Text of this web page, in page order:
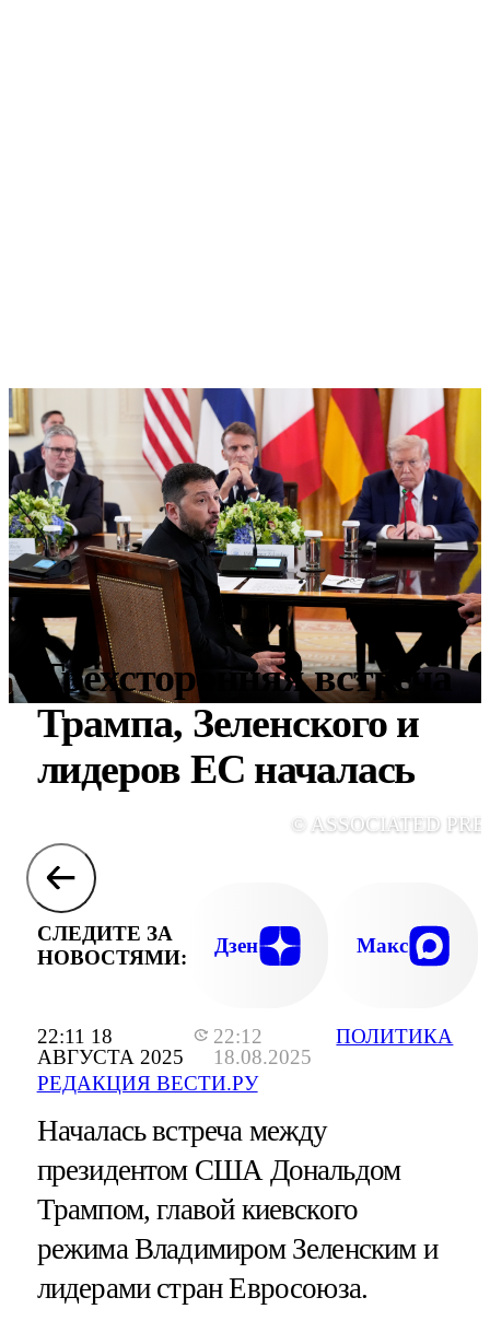
22:11 18
АВГУСТА 2025
22:12
18.08.2025
РЕДАКЦИЯ ВЕСТИ.РУ
ПОЛИТИКА
Трехсторонняя встреча
Трампа, Зеленского и
лидеров ЕС началась
© ASSOCIATED
СЛЕДИТЕ ЗА
НОВОСТЯМИ:
Дзен Макс
Началась встреча между
президентом США Дональдом
Трампом, главой киевского
режима Владимиром Зеленским и
лидерами стран Евросоюза.